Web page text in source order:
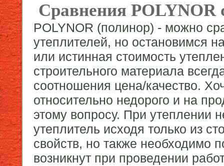
Сравнения POLYNOR
POLYNOR (полинор) - можно
утеплителей, но остановимся
или истинная стоимость
строительного материала
соотношения цена/качество.
относительно недорого и на
этому вопросу. При утеплении
утеплитель исходя только из
свойств, но также необходимо
возникнут при проведении